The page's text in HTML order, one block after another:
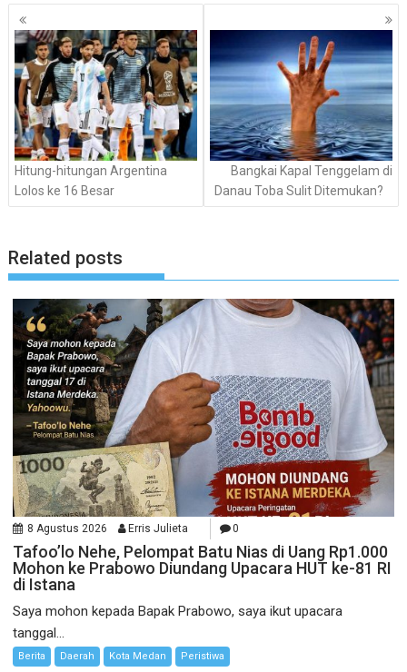
Navigasi
pos
Hitung-hitungan Argentina
Lolos ke 16 Besar
Bangkai Kapal Tenggelam di
Danau Toba Sulit Ditemukan?
Related posts
8 Agustus 2026 Erris Julieta 0
Tafoo’lo Nehe, Pelompat Batu Nias di Uang Rp1.000
Mohon ke Prabowo Diundang Upacara HUT ke-81 RI
di Istana
Saya mohon kepada Bapak Prabowo, saya ikut upacara
tanggal...
Berita Daerah Kota Medan Peristiwa